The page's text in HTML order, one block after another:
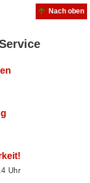
Nach oben
Uhr